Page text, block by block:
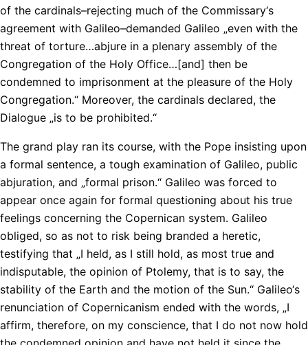
of the cardinals–rejecting much of the Commissary‘s
agreement with Galileo–demanded Galileo „even with the
threat of torture…abjure in a plenary assembly of the
Congregation of the Holy Office…[and] then be
condemned to imprisonment at the pleasure of the Holy
Congregation.“ Moreover, the cardinals declared, the
Dialogue „is to be prohibited.“
The grand play ran its course, with the Pope insisting upon
a formal sentence, a tough examination of Galileo, public
abjuration, and „formal prison.“ Galileo was forced to
appear once again for formal questioning about his true
feelings concerning the Copernican system. Galileo
obliged, so as not to risk being branded a heretic,
testifying that „I held, as I still hold, as most true and
indisputable, the opinion of Ptolemy, that is to say, the
stability of the Earth and the motion of the Sun.“ Galileo‘s
renunciation of Copernicanism ended with the words, „I
affirm, therefore, on my conscience, that I do not now hold